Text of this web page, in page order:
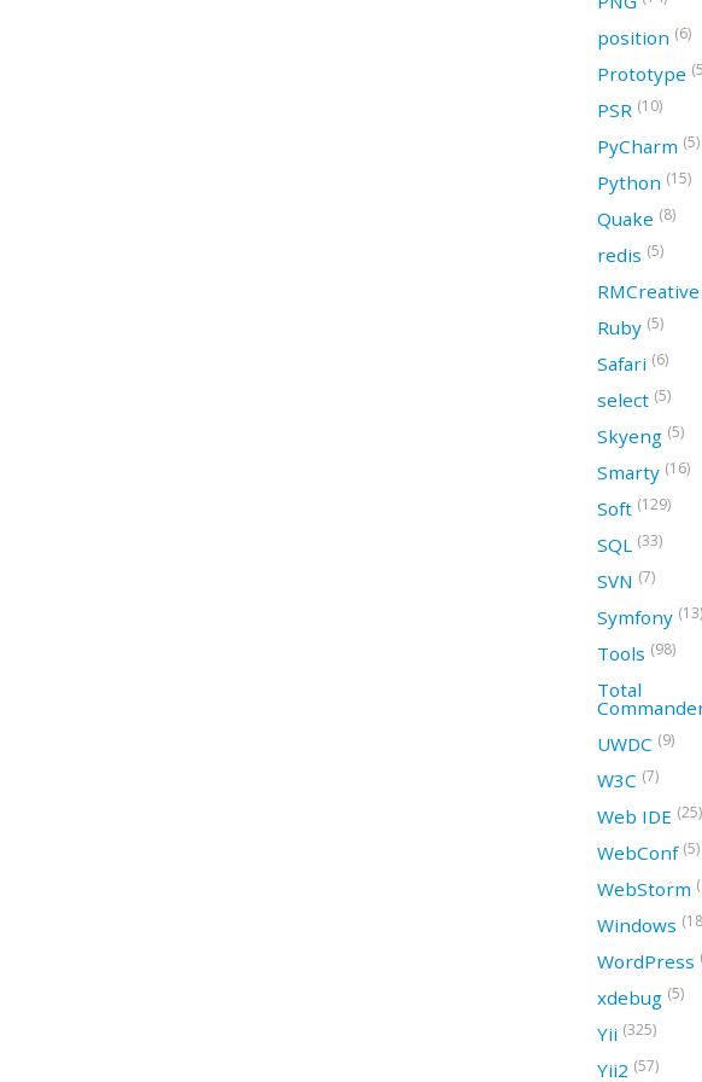
position (6)
Prototype
PSR (10)
PyCharm (5)
Python (15)
Quake (8)
redis (5)
RMCreative
Ruby (5)
Safari (6)
select (5)
Skyeng (5)
Smarty (16)
Soft (129)
SQL (33)
SVN (7)
Symfony (13)
Tools (98)
Total
UWDC (9)
W3C (7)
Web IDE (25)
WebConf (5)
WebStorm
Windows
WordPress
xdebug (5)
Yii (325)
Yii2 (57)